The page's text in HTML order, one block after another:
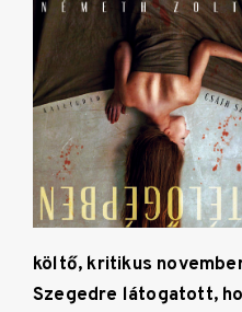
költő, kritikus
Szegedre látogatott,